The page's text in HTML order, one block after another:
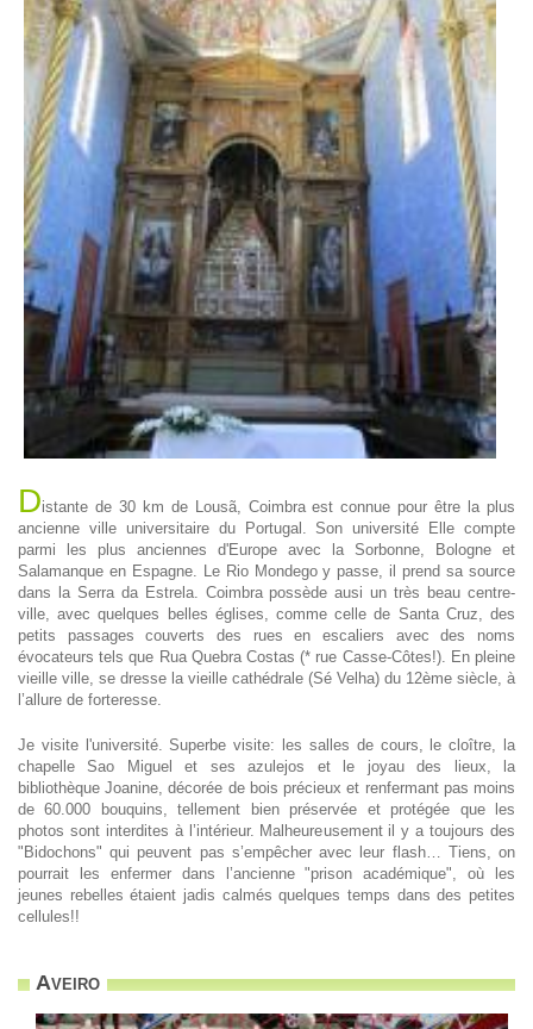
Distante de 30 km de Lousã, Coimbra est connue pour être la plus
ancienne ville universitaire du Portugal. Son université Elle compte
parmi les plus anciennes d'Europe avec la Sorbonne, Bologne et
Salamanque en Espagne. Le Rio Mondego y passe, il prend sa source
dans la Serra da Estrela. Coimbra possède ausi un très beau centre-
ville, avec quelques belles églises, comme celle de Santa Cruz, des
petits passages couverts des rues en escaliers avec des noms
évocateurs tels que Rua Quebra Costas (* rue Casse-Côtes!). En pleine
vieille ville, se dresse la vieille cathédrale (Sé Velha) du 12ème siècle, à
l’allure de forteresse.
Je visite l'université. Superbe visite: les salles de cours, le cloître, la
chapelle Sao Miguel et ses azulejos et le joyau des lieux, la
bibliothèque Joanine, décorée de bois précieux et renfermant pas moins
de 60.000 bouquins, tellement bien préservée et protégée que les
photos sont interdites à l’intérieur. Malheureusement il y a toujours des
"Bidochons" qui peuvent pas s’empêcher avec leur flash… Tiens, on
pourrait les enfermer dans l’ancienne "prison académique", où les
jeunes rebelles étaient jadis calmés quelques temps dans des petites
cellules!!
Aveiro